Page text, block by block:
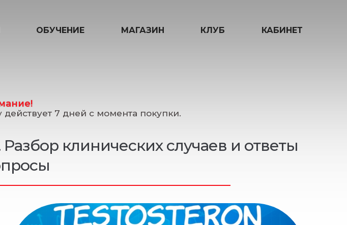
ОБУЧЕНИЕ МАГАЗИН КЛУБ КАБИНЕТ
7 дней с момента покупки.
клинических случаев и ответы